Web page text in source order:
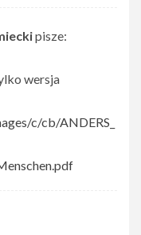
pisze:
wersja
c/cb/ANDERS_